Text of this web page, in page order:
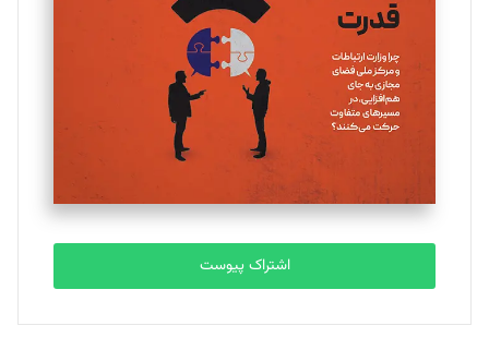
تحریریه
ملینا جعفری
تحریریه
مصطفی مسجدی آرانی
تحریریه
بابک نقاش
تحریریه
اشتراک پیوست